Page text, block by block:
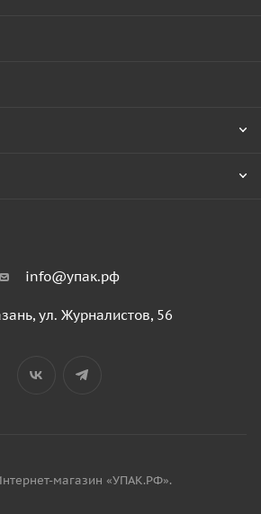
info@упак.рф
ул. Журналистов, 56
магазин «УПАК.РФ».